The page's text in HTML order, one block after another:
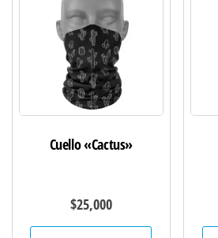
Cuello «Cactus»
$25,000